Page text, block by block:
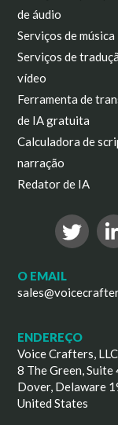
de áudio
Serviços de música
Serviços de
vídeo
Ferramenta de
de IA gratuita
Calculadora de
narração
Redator de IA
O EMAIL
ENDEREÇO
Voice Crafters, LLC
8 The Green, Suite
Dover, Delaware
United States